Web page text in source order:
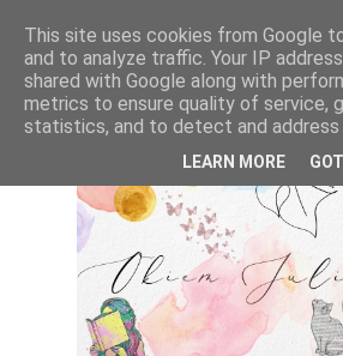
This site uses cookies from Google
and to analyze traffic. Your IP
shared with Google along with
metrics to ensure quality of service,
statistics, and to detect and address
LEARN MORE